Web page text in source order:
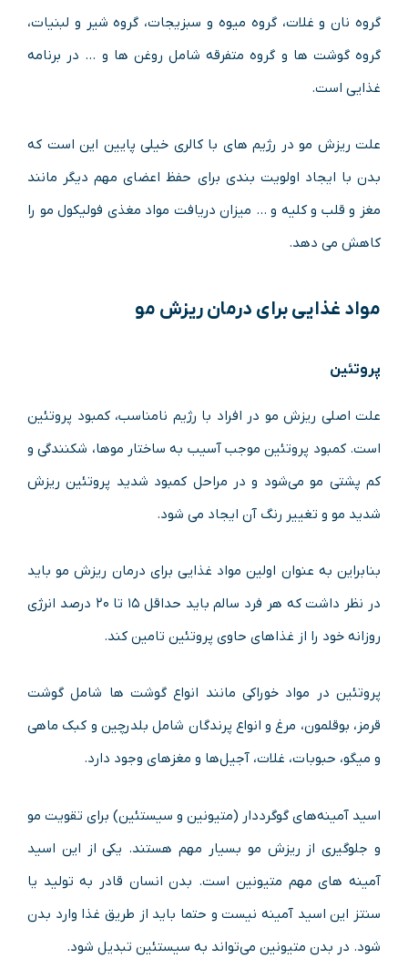
گروه نان و غلات، گروه میوه و سبزیجات، گروه شیر و لبنیات،
گروه گوشت ها و گروه متفرقه شامل روغن ها و … در برنامه
غذایی است.
علت ریزش مو در رژیم های با کالری خیلی پایین این است که
بدن با ایجاد اولویت بندی برای حفظ اعضای مهم دیگر مانند
مغز و قلب و کلیه و … میزان دریافت مواد مغذی فولیکول مو را
کاهش می دهد.
مواد غذایی برای درمان ریزش مو
پروتئین
علت اصلی ریزش مو در افراد با رژیم نامناسب، کمبود پروتئین
است. کمبود پروتئین موجب آسیب به ساختار موها، شکنندگی و
کم پشتی مو می‌شود و در مراحل کمبود شدید پروتئین ریزش
شدید مو و تغییر رنگ آن ایجاد می شود.
بنابراین به عنوان اولین مواد غذایی برای درمان ریزش مو باید
در نظر داشت که هر فرد سالم باید حداقل ۱۵ تا ۲۰ درصد انرژی
روزانه خود را از غذاهای حاوی پروتئین تامین کند.
پروتئین در مواد خوراکی مانند انواع گوشت ها شامل گوشت
قرمز، بوقلمون، مرغ و انواع پرندگان شامل بلدرچین و کبک ماهی
و میگو، حبوبات، غلات، آجیل‌ها و مغزهای وجود دارد.
اسید آمینه‌های گوگرددار (متیونین و سیستئین) برای تقویت مو
و جلوگیری از ریزش مو بسیار مهم هستند. یکی از این اسید
آمینه های مهم متیونین است. بدن انسان قادر به تولید یا
سنتز این اسید آمینه نیست و حتما باید از طریق غذا وارد بدن
شود. در بدن متیونین می‌تواند به سیستئین تبدیل شود.